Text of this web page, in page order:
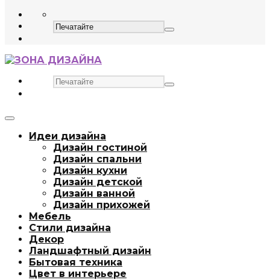
Идеи дизайна
Дизайн гостиной
Дизайн спальни
Дизайн кухни
Дизайн детской
Дизайн ванной
Дизайн прихожей
Мебель
Стили дизайна
Декор
Ландшафтный дизайн
Бытовая техника
Цвет в интерьере